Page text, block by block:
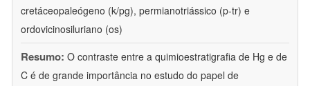
cretáceopaleógeno (k/pg), permianotriássico (p-tr) e
ordovicinosiluriano (os)
Resumo: O contraste entre a quimioestratigrafia de Hg e de
C é de grande importância no estudo do papel de